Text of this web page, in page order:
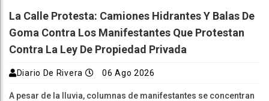
La Calle Protesta: Camiones Hidrantes Y Balas De
Goma Contra Los Manifestantes Que Protestan
Contra La Ley De Propiedad Privada
Diario De Rivera 06 Ago 2026
A pesar de la lluvia, columnas de manifestantes se concentran